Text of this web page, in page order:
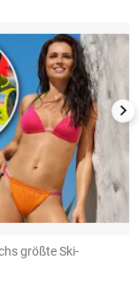
größte Ski-